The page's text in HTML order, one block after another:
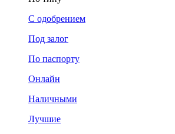
С одобрением
Под залог
По паспорту
Онлайн
Наличными
Лучшие